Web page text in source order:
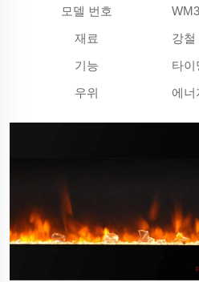
모델 번호
재료
강철
기능
타이
우위
에너